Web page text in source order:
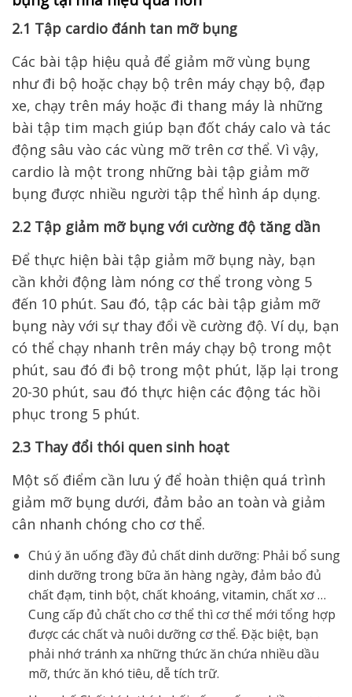
2.1 Tập cardio đánh tan mỡ bụng
Các bài tập hiệu quả để giảm mỡ vùng bụng
như đi bộ hoặc chạy bộ trên máy chạy bộ, đạp
xe, chạy trên máy hoặc đi thang máy là những
bài tập tim mạch giúp bạn đốt cháy calo và tác
động sâu vào các vùng mỡ trên cơ thể. Vì vậy,
cardio là một trong những bài tập giảm mỡ
bụng được nhiều người tập thể hình áp dụng.
2.2 Tập giảm mỡ bụng với cường độ tăng dần
Để thực hiện bài tập giảm mỡ bụng này, bạn
cần khởi động làm nóng cơ thể trong vòng 5
đến 10 phút. Sau đó, tập các bài tập giảm mỡ
bụng này với sự thay đổi về cường độ. Ví dụ, bạn
có thể chạy nhanh trên máy chạy bộ trong một
phút, sau đó đi bộ trong một phút, lặp lại trong
20-30 phút, sau đó thực hiện các động tác hồi
phục trong 5 phút.
2.3 Thay đổi thói quen sinh hoạt
Một số điểm cần lưu ý để hoàn thiện quá trình
giảm mỡ bụng dưới, đảm bảo an toàn và giảm
cân nhanh chóng cho cơ thể.
Chú ý ăn uống đầy đủ chất dinh dưỡng: Phải bổ sung
dinh dưỡng trong bữa ăn hàng ngày, đảm bảo đủ
chất đạm, tinh bột, chất khoáng, vitamin, chất xơ …
Cung cấp đủ chất cho cơ thể thì cơ thể mới tổng hợp
được các chất và nuôi dưỡng cơ thể. Đặc biệt, bạn
phải nhớ tránh xa những thức ăn chứa nhiều dầu
mỡ, thức ăn khó tiêu, dễ tích trữ.